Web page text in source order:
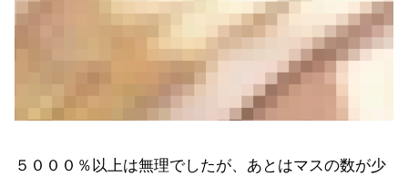
５０００％以上は無理でしたが、あとはマスの数が少